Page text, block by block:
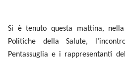
Si è tenuto questa mattina, nella
Politiche della Salute,
Pentassuglia e i rappresentanti